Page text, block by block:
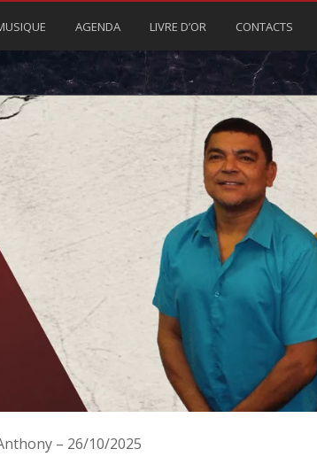
AGENDA LIVRE D’OR CONTACTS
– 26/10/2025